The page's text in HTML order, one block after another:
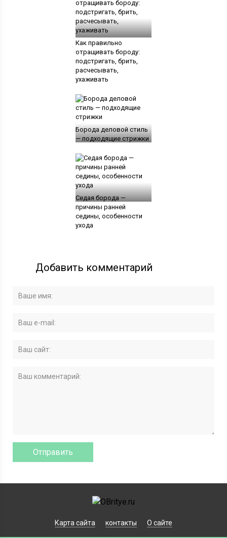
Как правильно
отращивать бороду:
подстригать, брить,
расчесывать,
ухаживать
Борода деловой стиль
— подходящие стрижки
Седая борода —
причины ранней
седины, особенности
ухода
Добавить комментарий
Карта сайта контакты О сайте